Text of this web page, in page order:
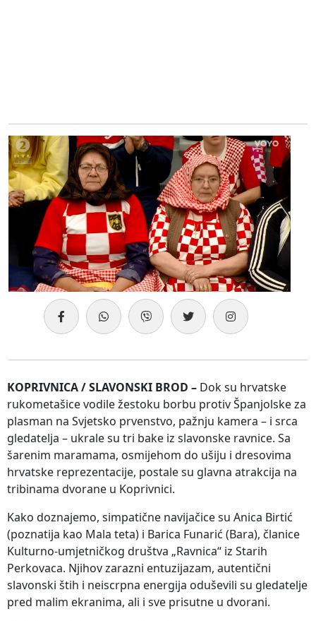
KOPRIVNICA / SLAVONSKI BROD – Dok su hrvatske
rukometašice vodile žestoku borbu protiv Španjolske za
plasman na Svjetsko prvenstvo, pažnju kamera – i srca
gledatelja – ukrale su tri bake iz slavonske ravnice. Sa
šarenim maramama, osmijehom do ušiju i dresovima
hrvatske reprezentacije, postale su glavna atrakcija na
tribinama dvorane u Koprivnici.
Kako doznajemo, simpatične navijačice su Anica Birtić
(poznatija kao Mala teta) i Barica Funarić (Bara), članice
Kulturno-umjetničkog društva „Ravnica“ iz Starih
Perkovaca. Njihov zarazni entuzijazam, autentični
slavonski štih i neiscrpna energija oduševili su gledatelje
pred malim ekranima, ali i sve prisutne u dvorani.